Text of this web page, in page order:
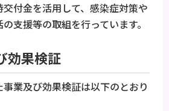
付金を活用して、感染症対策や
支援等の取組を行っています。
効果検証
業及び効果検証は以下のとおり